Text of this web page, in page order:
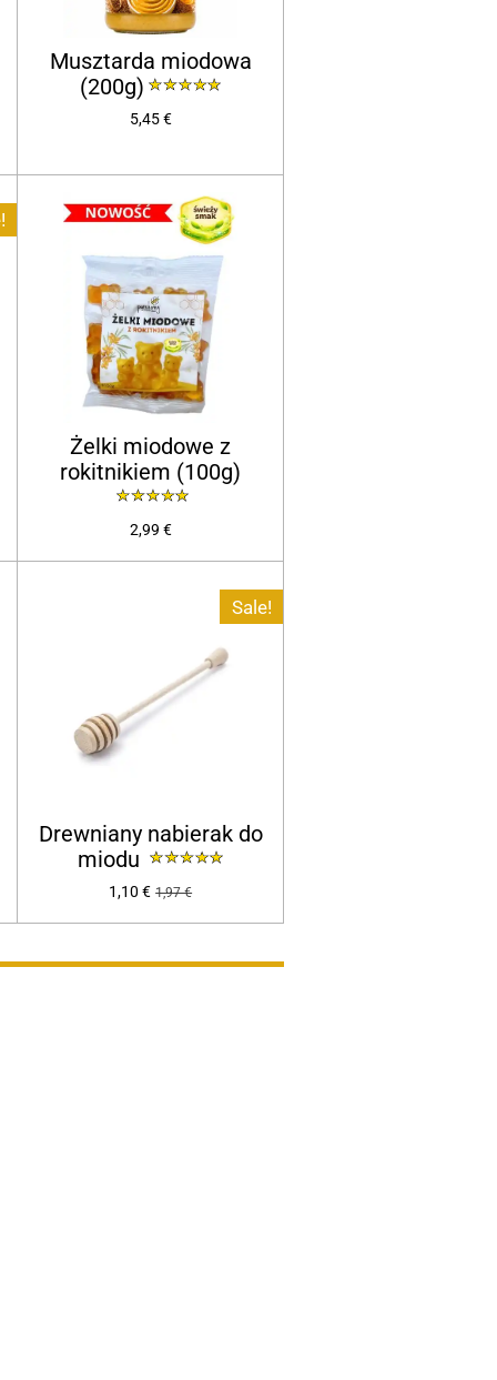
Musztarda miodowa
(200g)
5,45 €
Żelki miodowe z
rokitnikiem (100g)
2,99 €
Sale!
Drewniany nabierak do
miodu
1,10 € 1,97 €